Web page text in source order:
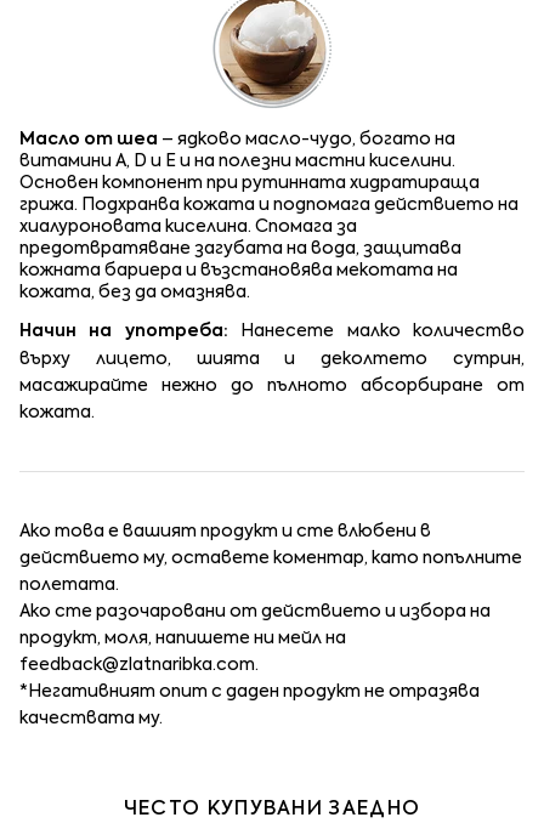
Масло от шеа – ядково масло-чудо, богато на
витамини А, D и Е и на полезни мастни киселини.
Основен компонент при рутинната хидратираща
грижа. Подхранва кожата и подпомага действието на
хиалуроновата киселина. Спомага за
предотвратяване загубата на вода, защитава
кожната бариера и възстановява мекотата на
кожата, без да омазнява.
Начин на употреба: Нанесете малко количество
върху лицето, шията и деколтето сутрин,
масажирайте нежно до пълното абсорбиране от
кожата.
Ако това е вашият продукт и сте влюбени в
действието му, оставете коментар, като попълните
полетата.
Ако сте разочаровани от действието и избора на
продукт, моля, напишете ни мейл на
feedback@zlatnaribka.com.
*Негативният опит с даден продукт не отразява
качествата му.
ЧЕСТО КУПУВАНИ ЗАЕДНО